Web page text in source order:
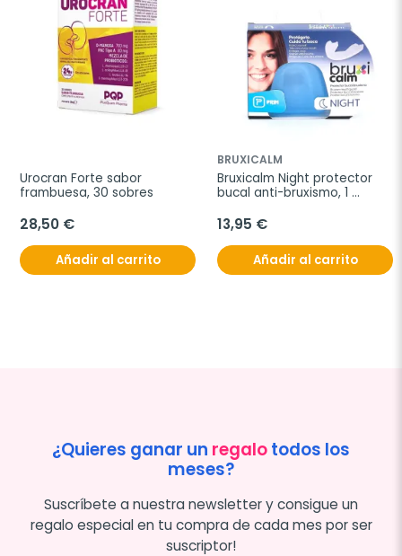
Urocran Forte sabor
frambuesa, 30 sobres
28,50 €
Añadir al carrito
BRUXICALM
Bruxicalm Night protector
bucal anti-bruxismo, 1
13,95 €
Añadir al carrito
¿Quieres ganar un regalotodos los
meses?
Suscríbete a nuestra newsletter y consigue un
regalo especial en tu compra de cada mes por ser
suscriptor!